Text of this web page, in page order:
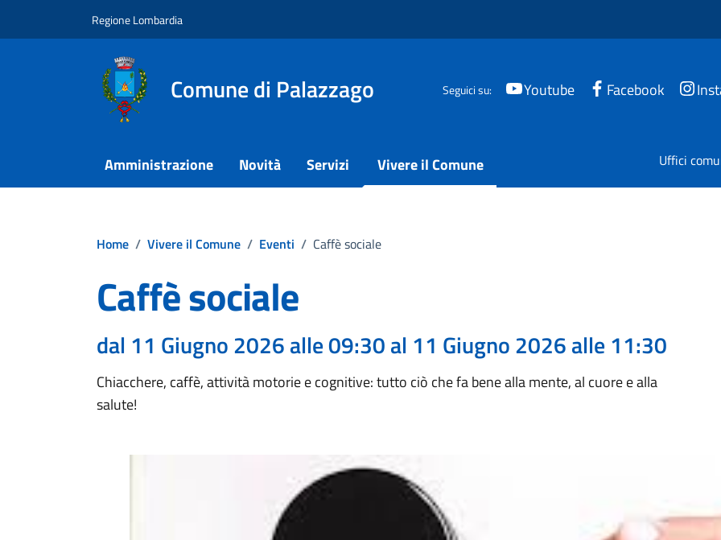
Regione Lombardia
Comune di Palazzago Seguici su: Youtube Facebook
Amministrazione Novità Servizi Vivere il Comune Uffici
Home / Vivere il Comune / Eventi / Caffè sociale
Caffè sociale
dal 11 Giugno 2026 alle 09:30 al 11 Giugno 2026 alle 11:30
Chiacchere, caffè, attività motorie e cognitive: tutto ciò che fa bene alla mente, al cuore e alla
salute!